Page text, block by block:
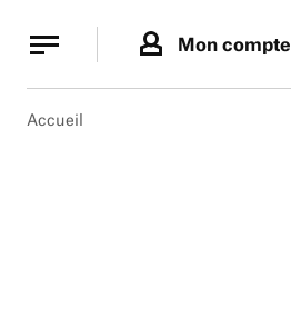
Mon compte
Accueil